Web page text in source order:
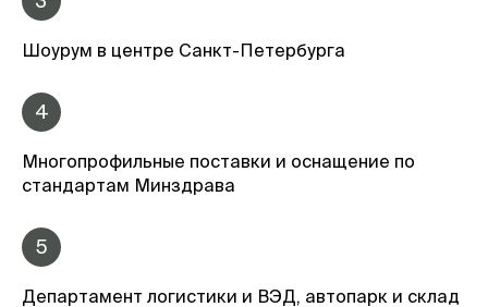
Шоурум в центре Санкт-Петербурга
4
Многопрофильные поставки и оснащение по
стандартам Минздрава
5
Департамент логистики и ВЭД, автопарк и склад